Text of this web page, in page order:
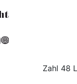
Zahl 48